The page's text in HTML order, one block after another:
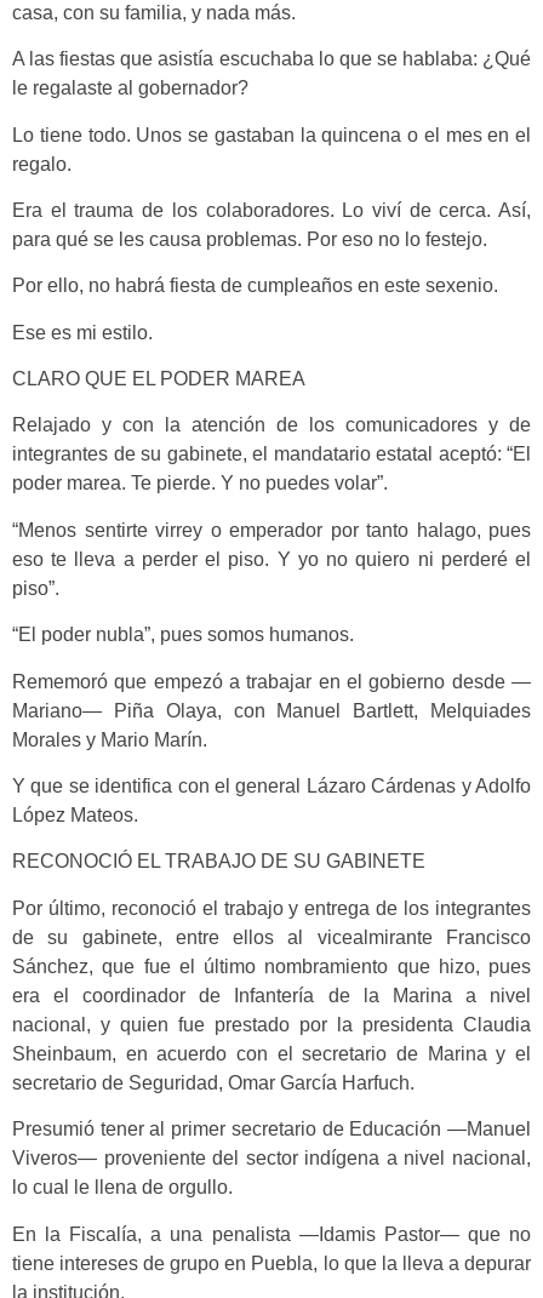
casa, con su familia, y nada más.
A las fiestas que asistía escuchaba lo que se hablaba: ¿Qué
le regalaste al gobernador?
Lo tiene todo. Unos se gastaban la quincena o el mes en el
regalo.
Era el trauma de los colaboradores. Lo viví de cerca. Así,
para qué se les causa problemas. Por eso no lo festejo.
Por ello, no habrá fiesta de cumpleaños en este sexenio.
Ese es mi estilo.
CLARO QUE EL PODER MAREA
Relajado y con la atención de los comunicadores y de
integrantes de su gabinete, el mandatario estatal aceptó: “El
poder marea. Te pierde. Y no puedes volar”.
“Menos sentirte virrey o emperador por tanto halago, pues
eso te lleva a perder el piso. Y yo no quiero ni perderé el
piso”.
“El poder nubla”, pues somos humanos.
Rememoró que empezó a trabajar en el gobierno desde —
Mariano— Piña Olaya, con Manuel Bartlett, Melquiades
Morales y Mario Marín.
Y que se identifica con el general Lázaro Cárdenas y Adolfo
López Mateos.
RECONOCIÓ EL TRABAJO DE SU GABINETE
Por último, reconoció el trabajo y entrega de los integrantes
de su gabinete, entre ellos al vicealmirante Francisco
Sánchez, que fue el último nombramiento que hizo, pues
era el coordinador de Infantería de la Marina a nivel
nacional, y quien fue prestado por la presidenta Claudia
Sheinbaum, en acuerdo con el secretario de Marina y el
secretario de Seguridad, Omar García Harfuch.
Presumió tener al primer secretario de Educación —Manuel
Viveros— proveniente del sector indígena a nivel nacional,
lo cual le llena de orgullo.
En la Fiscalía, a una penalista —Idamis Pastor— que no
tiene intereses de grupo en Puebla, lo que la lleva a depurar
la institución.